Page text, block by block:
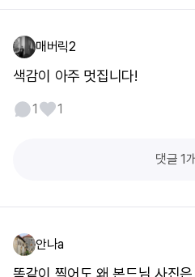
매버릭2
색감이 아주 멋집니다!
1 1
댓글 1개
안나a
똑같이 찍어도 왜 본드님 사진